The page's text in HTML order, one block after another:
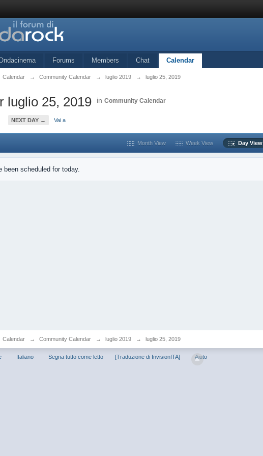
Forums Members Chat Calendar
Calendar → Community Calendar → luglio 2019 → luglio 25, 2019
luglio 25, 2019 in Community Calendar
NEXT DAY → Vai a
Month View Week View Day View
been scheduled for today.
Calendar → Community Calendar → luglio 2019 → luglio 25, 2019
Italiano Segna tutto come letto [Traduzione di InvisionITA] Aiuto